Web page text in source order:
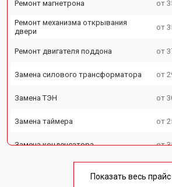
Ремонт магнетрона от
Ремонт механизма открывания
двери
от
Ремонт двигателя поддона от
Замена силового трансформатора от
Замена ТЭН от
Замена таймера от
Замена конденсатора от
Ремонт платы управления
Показать весь прайс